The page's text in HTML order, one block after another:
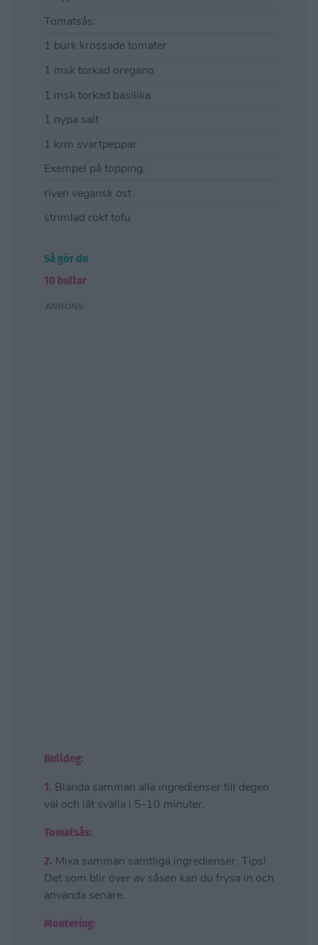
Tomatsås:
1 burk krossade tomater
1 msk torkad oregano
1 msk torkad basilika
1 nypa salt
1 krm svartpeppar
Exempel på topping:
riven vegansk ost
strimlad rökt tofu
Så gör du
10 bullar
Bulldeg:
1. Blanda samman alla ingredienser till degen
väl och låt svälla i 5-10 minuter.
Tomatsås:
2. Mixa samman samtliga ingredienser. Tips!
Det som blir över av såsen kan du frysa in och
använda senare.
Montering: